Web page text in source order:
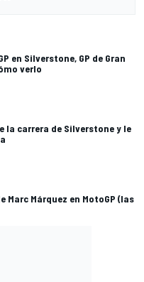
en Silverstone, GP de Gran
verlo
la carrera de Silverstone y le
Marc Márquez en MotoGP (las